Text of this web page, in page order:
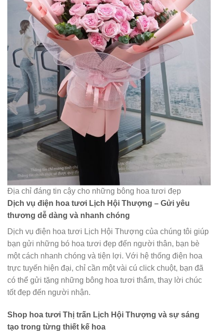
Địa chỉ đáng tin cậy cho những bông hoa tươi đẹp
Dịch vụ điện hoa tươi Lịch Hội Thượng – Gửi yêu
thương dễ dàng và nhanh chóng
Dịch vụ điện hoa tươi Lịch Hội Thượng của chúng tôi giúp
bạn gửi những bó hoa tươi đẹp đến người thân, bạn bè
một cách nhanh chóng và tiện lợi. Với hệ thống điện hoa
trực tuyến hiện đại, chỉ cần một vài cú click chuột, bạn đã
có thể gửi tặng những bông hoa tươi thắm, thay lời chúc
tốt đẹp đến người nhận.
Shop hoa tươi Thị trấn Lịch Hội Thượng và sự sáng
tạo trong từng thiết kế hoa